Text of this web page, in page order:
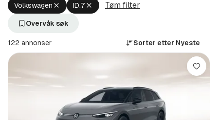
Volkswagen Fjern
aktivt
filter
ID.7 Fjern
aktivt
Tøm filter
Overvåk søk
122 annonser Sorter etter Nyeste
Lagre